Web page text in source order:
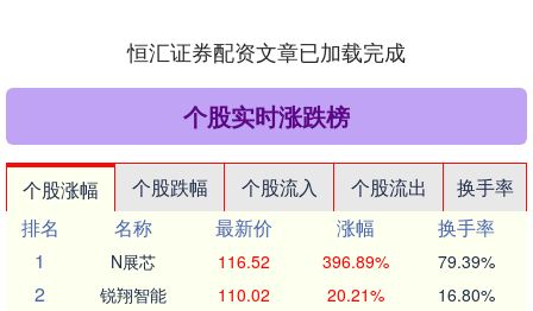
恒汇证券配资文章已加载完成
个股实时涨跌榜
个股涨幅 个股跌幅 个股流入 个股流出
换手率
排名
名称 最新价 涨幅
换手率
1
N展芯 116.52 396.89% 79.39%
2 锐翔智能 110.02 20.21% 16.80%